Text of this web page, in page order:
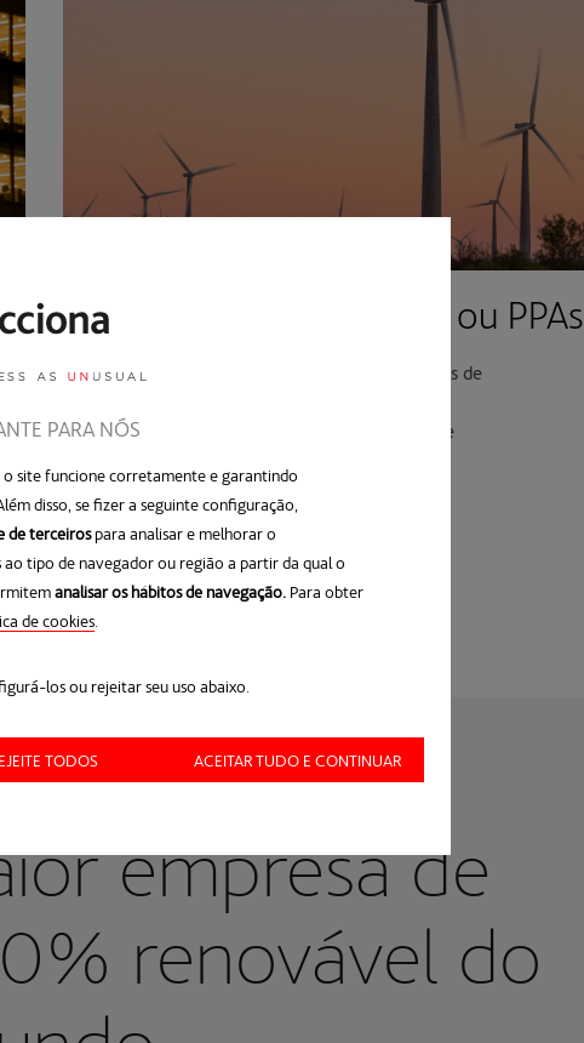
PARA NÓS
site funcione corretamente e garantindo
disso, se fizer a seguinte configuração,
de terceirospara analisar e melhorar o
tipo de navegador ou região a partir da qual o
analisar os hábitos de navegação. Para obter
de cookies
los ou rejeitar seu uso abaixo.
TODOS ACEITAR TUDO E CONTINUAR
Contratos a longo prazo ou PPAs
Esta opção proporcionará estabilidade nos custos de
renovável ao(s) ponto(s) de consumo do cliente
SABER MAIS
empresa de
renovável do